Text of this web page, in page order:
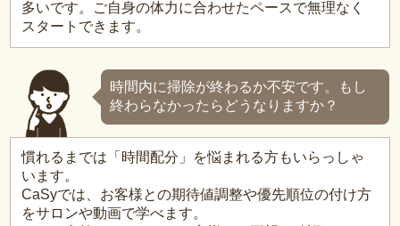
多いです。ご自身の体力に合わせたペースで無理なく
スタートできます。
時間内に掃除が終わるか不安です。もし
終わらなかったらどうなりますか？
慣れるまでは「時間配分」を悩まれる方もいらっしゃ
います。
CaSyでは、お客様との期待値調整や優先順位の付け方
をサロンや動画で学べます。